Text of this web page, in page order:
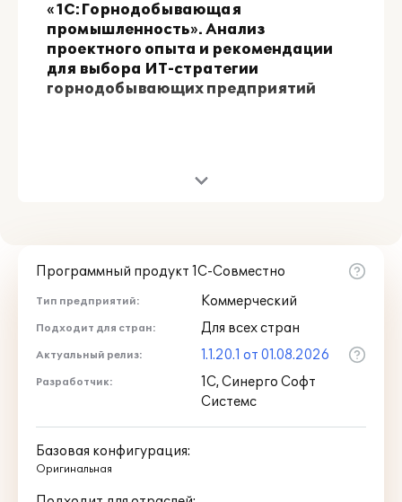
«1С:Горнодобывающая
промышленность». Анализ
проектного опыта и рекомендации
для выбора ИТ-стратегии
горнодобывающих предприятий
Программный продукт 1С-Совместно
Тип предприятий: Коммерческий
Подходит для стран: Для всех стран
Актуальный релиз: 1.1.20.1 от 01.08.2026
Разработчик:
1С, Синерго Софт
Системс
Базовая конфигурация:
Оригинальная